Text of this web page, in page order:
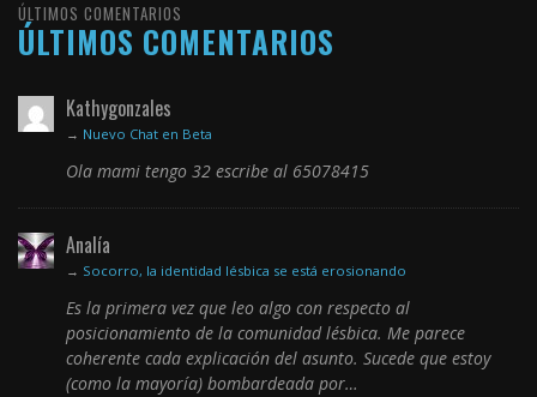
ÚLTIMOS COMENTARIOS
ÚLTIMOS COMENTARIOS
Kathygonzales
→ Nuevo Chat en Beta
Ola mami tengo 32 escribe al 65078415
Analía
→ Socorro, la identidad lésbica se está erosionando
Es la primera vez que leo algo con respecto al
posicionamiento de la comunidad lésbica. Me parece
coherente cada explicación del asunto. Sucede que estoy
(como la mayoría) bombardeada por…